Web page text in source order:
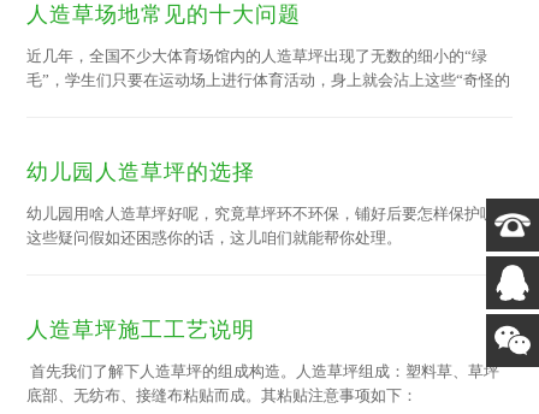
人造草场地常见的十大问题
近几年，全国不少大体育场馆内的人造草坪出现了无数的细小的“绿
毛”，学生们只要在运动场上进行体育活动，身上就会沾上这些“奇怪的
幼儿园人造草坪的选择
幼儿园用啥人造草坪好呢，究竟草坪环不环保，铺好后要怎样保护呢，
这些疑问假如还困惑你的话，这儿咱们就能帮你处理。
人造草坪施工工艺说明
首先我们了解下人造草坪的组成构造。人造草坪组成：塑料草、草坪
底部、无纺布、接缝布粘贴而成。其粘贴注意事项如下：